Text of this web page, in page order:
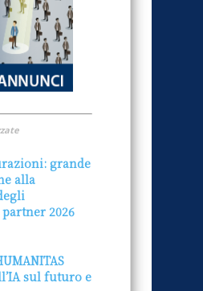
grande
alla
2026
sul futuro e